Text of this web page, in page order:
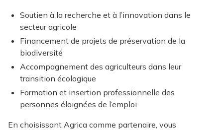
Soutien à la recherche et à l’innovation dans le
secteur agricole
Financement de projets de préservation de la
biodiversité
Accompagnement des agriculteurs dans leur
transition écologique
Formation et insertion professionnelle des
personnes éloignées de l’emploi
En choisissant Agrica comme partenaire, vous